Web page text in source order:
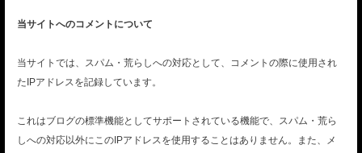
当サイトへのコメントについて
当サイトでは、スパム・荒らしへの対応として、コメントの際に使用され
たIPアドレスを記録しています。
これはブログの標準機能としてサポートされている機能で、スパム・荒ら
しへの対応以外にこのIPアドレスを使用することはありません。また、メ